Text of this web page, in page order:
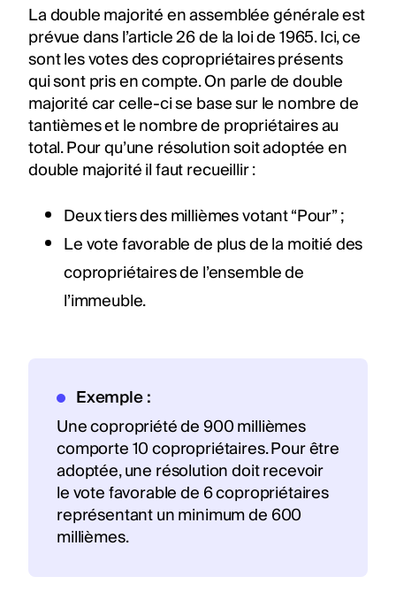
La double majorité en assemblée générale est
prévue dans l’article 26 de la loi de 1965. Ici, ce
sont les votes des copropriétaires présents
qui sont pris en compte. On parle de double
majorité car celle-ci se base sur le nombre de
tantièmes et le nombre de propriétaires au
total. Pour qu’une résolution soit adoptée en
double majorité il faut recueillir :
Deux tiers des millièmes votant “Pour” ;
Le vote favorable de plus de la moitié des
copropriétaires de l’ensemble de
l’immeuble.
Exemple :
Une copropriété de 900 millièmes
comporte 10 copropriétaires. Pour être
adoptée, une résolution doit recevoir
le vote favorable de 6 copropriétaires
représentant un minimum de 600
millièmes.